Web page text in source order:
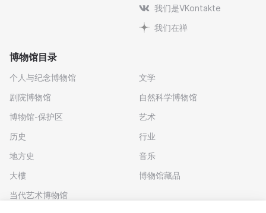
我们是VKontakte
我们在禅
博物馆目录
个人与纪念博物馆
剧院博物馆
博物馆-保护区
历史
地方史
大樓
当代艺术博物馆
文学
自然科学博物馆
艺术
行业
音乐
博物馆藏品